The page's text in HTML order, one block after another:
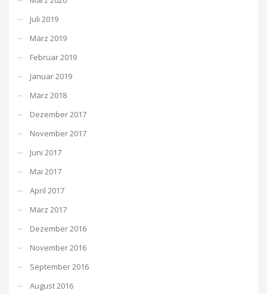
Juli 2019
März 2019
Februar 2019
Januar 2019
März 2018
Dezember 2017
November 2017
Juni 2017
Mai 2017
April 2017
März 2017
Dezember 2016
November 2016
September 2016
August 2016